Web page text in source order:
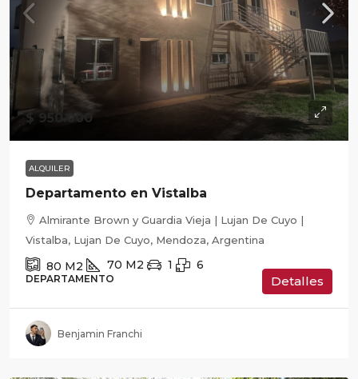
$ 950.000
ALQUILER
Departamento en Vistalba
Almirante Brown y Guardia Vieja | Lujan De Cuyo |
Vistalba, Lujan De Cuyo, Mendoza, Argentina
80 M2 70 M2 1 6
DEPARTAMENTO Detalles
Benjamin Franchi